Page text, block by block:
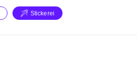
Stickerei